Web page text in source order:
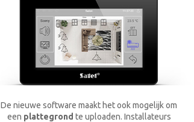
De nieuwe software maakt het ook mogelijk om
een plattegrond te uploaden. Installateurs